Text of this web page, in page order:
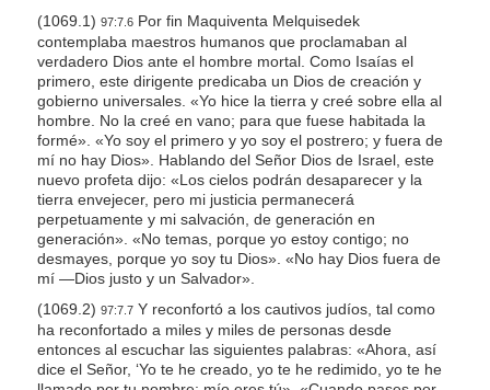
(1069.1) 97:7.6Por fin Maquiventa Melquisedek
contemplaba maestros humanos que proclamaban al
verdadero Dios ante el hombre mortal. Como Isaías el
primero, este dirigente predicaba un Dios de creación y
gobierno universales. «Yo hice la tierra y creé sobre ella al
hombre. No la creé en vano; para que fuese habitada la
formé». «Yo soy el primero y yo soy el postrero; y fuera de
mí no hay Dios». Hablando del Señor Dios de Israel, este
nuevo profeta dijo: «Los cielos podrán desaparecer y la
tierra envejecer, pero mi justicia permanecerá
perpetuamente y mi salvación, de generación en
generación». «No temas, porque yo estoy contigo; no
desmayes, porque yo soy tu Dios». «No hay Dios fuera de
mí —Dios justo y un Salvador».
(1069.2) 97:7.7Y reconfortó a los cautivos judíos, tal como
ha reconfortado a miles y miles de personas desde
entonces al escuchar las siguientes palabras: «Ahora, así
dice el Señor, ‘Yo te he creado, yo te he redimido, yo te he